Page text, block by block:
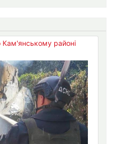
Кам'янському районі